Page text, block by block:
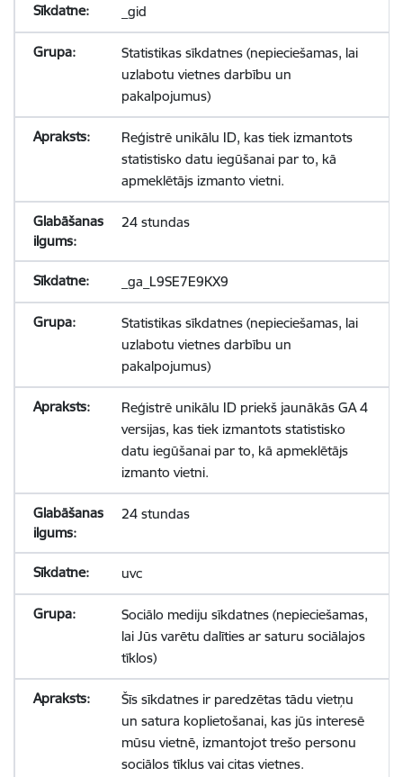
_gid
Statistikas sīkdatnes (nepieciešamas, lai
uzlabotu vietnes darbību un
pakalpojumus)
Reģistrē unikālu ID, kas tiek izmantots
statistisko datu iegūšanai par to, kā
apmeklētājs izmanto vietni.
24 stundas
_ga_L9SE7E9KX9
Statistikas sīkdatnes (nepieciešamas, lai
uzlabotu vietnes darbību un
pakalpojumus)
Reģistrē unikālu ID priekš jaunākās GA 4
versijas, kas tiek izmantots statistisko
datu iegūšanai par to, kā apmeklētājs
izmanto vietni.
24 stundas
uvc
Sociālo mediju sīkdatnes (nepieciešamas,
lai Jūs varētu dalīties ar saturu sociālajos
tīklos)
Šīs sīkdatnes ir paredzētas tādu vietņu
un satura koplietošanai, kas jūs interesē
mūsu vietnē, izmantojot trešo personu
sociālos tīklus vai citas vietnes.